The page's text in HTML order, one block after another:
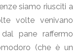
siamo riusciti a
volte venivano
pane raffermo
(che è un